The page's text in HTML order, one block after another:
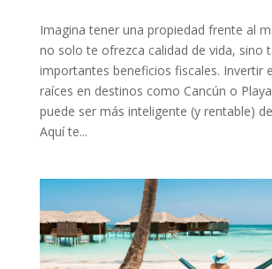
Imagina tener una propiedad frente al
no solo te ofrezca calidad de vida, sino
importantes beneficios fiscales. Invertir
raíces en destinos como Cancún o
puede ser más inteligente (y rentable)
Aquí te...